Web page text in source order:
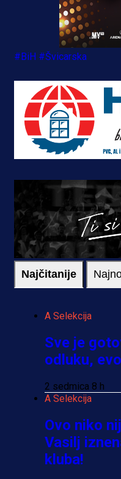
#BiH #Švicarska
Najčitanije
A Selekcija
Sve je
odluku,
2 sedmica 8 h
A Selekcija
Ovo niko
Vasilj
kluba!